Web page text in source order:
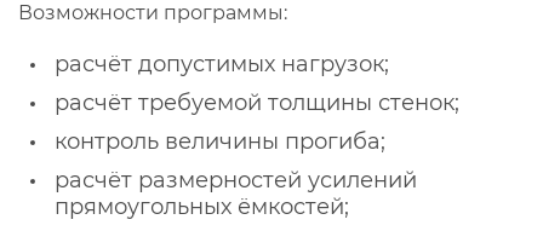
Возможности программы:
расчёт допустимых нагрузок;
расчёт требуемой толщины стенок;
контроль величины прогиба;
расчёт размерностей усилений
прямоугольных ёмкостей;